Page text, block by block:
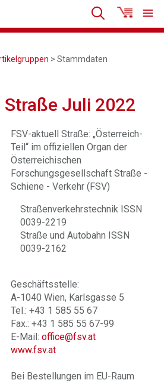
> Stammdaten
Straße Juli 2022
FSV-aktuell Straße: „Österreich-
Teil“ im offiziellen Organ der
Österreichischen
Forschungsgesellschaft Straße -
Schiene - Verkehr (FSV)
Straßenverkehrstechnik ISSN
0039-2219
Straße und Autobahn ISSN
0039-2162
Geschäftsstelle:
A-1040 Wien, Karlsgasse 5
Tel.: +43 1 585 55 67
Fax.: +43 1 585 55 67-99
E-Mail: office@fsv.at
www.fsv.at
Bei Bestellungen im EU-Raum